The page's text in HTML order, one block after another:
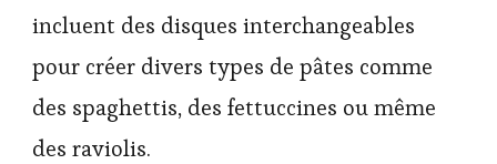
incluent des disques interchangeables
pour créer divers types de pâtes comme
des spaghettis, des fettuccines ou même
des raviolis.